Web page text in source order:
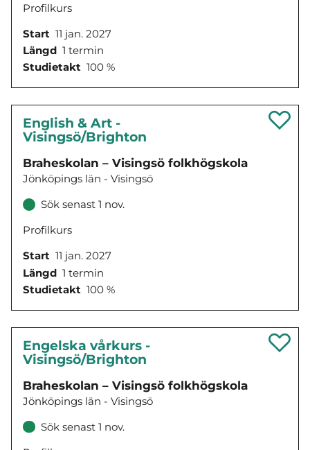
Profilkurs
Start 11 jan. 2027
Längd 1 termin
Studietakt 100 %
English & Art -
Visingsö/Brighton
Braheskolan – Visingsö folkhögskola
Jönköpings län - Visingsö
Sök senast 1 nov.
Profilkurs
Start 11 jan. 2027
Längd 1 termin
Studietakt 100 %
Engelska vårkurs -
Visingsö/Brighton
Braheskolan – Visingsö folkhögskola
Jönköpings län - Visingsö
Sök senast 1 nov.